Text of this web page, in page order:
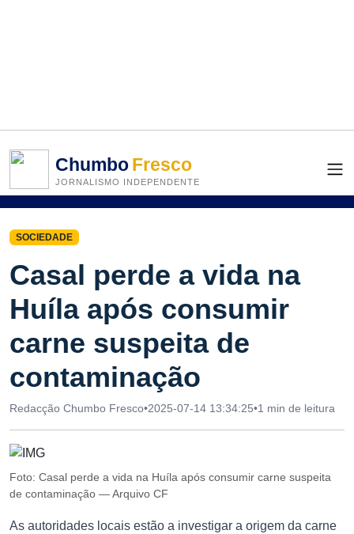
ChumboFresco
JORNALISMO INDEPENDENTE
SOCIEDADE
Casal perde a vida na
Huíla após consumir
carne suspeita de
contaminação
Redacção Chumbo Fresco•2025-07-14 13:34:25•1 min de leitura
Foto: Casal perde a vida na Huíla após consumir carne suspeita
de contaminação — Arquivo CF
As autoridades locais estão a investigar a origem da carne